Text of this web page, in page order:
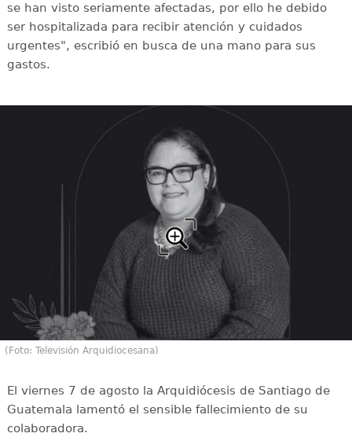
se han visto seriamente afectadas, por ello he debido
ser hospitalizada para recibir atención y cuidados
urgentes", escribió en busca de una mano para sus
gastos.
(Foto: Televisión Arquidiocesana)
El viernes 7 de agosto la Arquidiócesis de Santiago de
Guatemala lamentó el sensible fallecimiento de su
colaboradora.